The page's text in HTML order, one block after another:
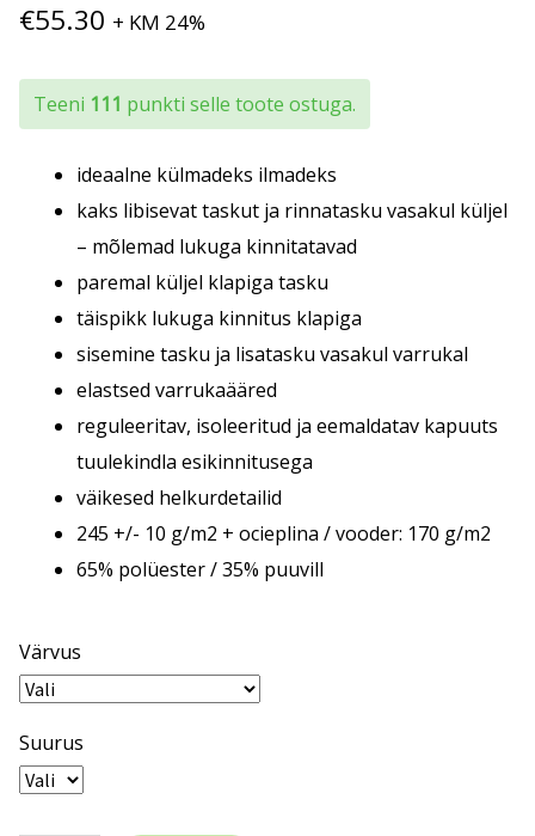
€55.30 + KM 24%
Teeni 111 punkti selle toote ostuga.
ideaalne külmadeks ilmadeks
kaks libisevat taskut ja rinnatasku vasakul küljel
– mõlemad lukuga kinnitatavad
paremal küljel klapiga tasku
täispikk lukuga kinnitus klapiga
sisemine tasku ja lisatasku vasakul varrukal
elastsed varrukaääred
reguleeritav, isoleeritud ja eemaldatav kapuuts
tuulekindla esikinnitusega
väikesed helkurdetailid
245 +/- 10 g/m2 + ocieplina / vooder: 170 g/m2
65% polüester / 35% puuvill
Värvus
Suurus